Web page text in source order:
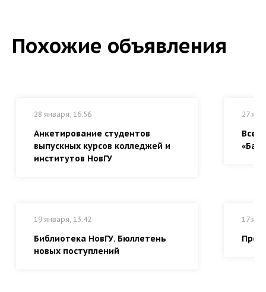
Похожие объявления
28 января, 16:56
Анкетирование студентов
выпускных курсов колледжей и
институтов НовГУ
27
19 января, 13:42
Библиотека НовГУ. Бюллетень
новых поступлений
17